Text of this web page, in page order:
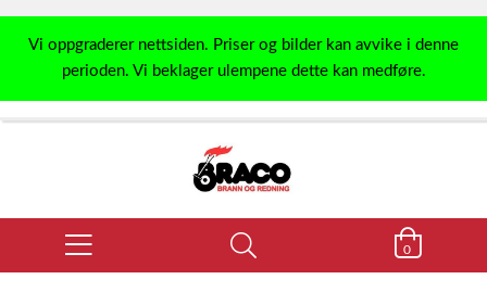
Vi oppgraderer nettsiden. Priser og bilder kan avvike i denne
perioden. Vi beklager ulempene dette kan medføre.
0